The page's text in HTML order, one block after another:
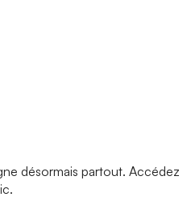
désormais partout. Accédez